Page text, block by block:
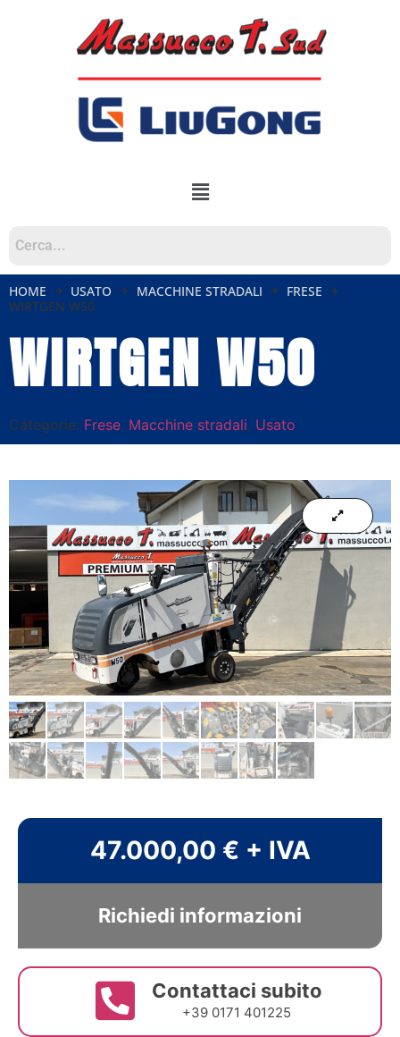
HOME USATO MACCHINE STRADALI
FRESE
WIRTGEN W50
WIRTGEN W50
Categorie: Frese, Macchine stradali, Usato
47.000,00 € + IVA
Richiedi informazioni
Contattaci subito
+39 0171 401225